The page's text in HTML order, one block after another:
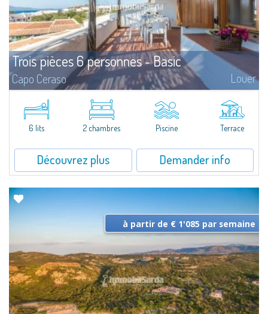
Trois pièces 6 personnes - Basic
Capo Ceraso Louer
au premier étage avec grande véranda habitable.Ils se composent de séjour
avec coin cuisine, canapé-lit double, chambre double...
6 lits 2 chambres Piscine Terrace
Découvrez plus Demander info
à partir de € 1'085 par semaine